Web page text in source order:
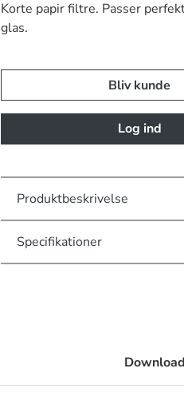
Korte papir filtre. Passer
glas.
Bliv kunde
Log ind
Produktbeskrivelse
Specifikationer
Download